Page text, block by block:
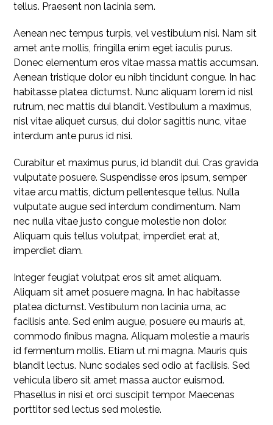
tellus. Praesent non lacinia sem.
Aenean nec tempus turpis, vel vestibulum nisi. Nam sit
amet ante mollis, fringilla enim eget iaculis purus.
Donec elementum eros vitae massa mattis accumsan.
Aenean tristique dolor eu nibh tincidunt congue. In hac
habitasse platea dictumst. Nunc aliquam lorem id nisl
rutrum, nec mattis dui blandit. Vestibulum a maximus,
nisl vitae aliquet cursus, dui dolor sagittis nunc, vitae
interdum ante purus id nisi.
Curabitur et maximus purus, id blandit dui. Cras gravida
vulputate posuere. Suspendisse eros ipsum, semper
vitae arcu mattis, dictum pellentesque tellus. Nulla
vulputate augue sed interdum condimentum. Nam
nec nulla vitae justo congue molestie non dolor.
Aliquam quis tellus volutpat, imperdiet erat at,
imperdiet diam.
Integer feugiat volutpat eros sit amet aliquam.
Aliquam sit amet posuere magna. In hac habitasse
platea dictumst. Vestibulum non lacinia urna, ac
facilisis ante. Sed enim augue, posuere eu mauris at,
commodo finibus magna. Aliquam molestie a mauris
id fermentum mollis. Etiam ut mi magna. Mauris quis
blandit lectus. Nunc sodales sed odio at facilisis. Sed
vehicula libero sit amet massa auctor euismod.
Phasellus in nisi et orci suscipit tempor. Maecenas
porttitor sed lectus sed molestie.